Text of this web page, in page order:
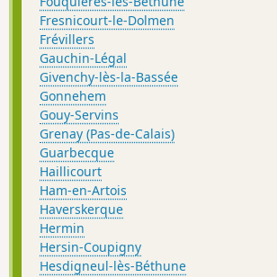
Fresnicourt-le-Dolmen
Frévillers
Gauchin-Légal
Givenchy-lès-la-Bassée
Gonnehem
Gouy-Servins
Grenay (Pas-de-Calais)
Guarbecque
Haillicourt
Ham-en-Artois
Haverskerque
Hermin
Hersin-Coupigny
Hesdigneul-lès-Béthune